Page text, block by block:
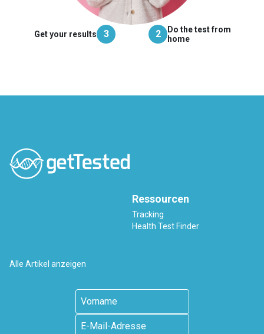
Get your results 3 2
Do the test from
home
Ressourcen
Tracking
Health Test Finder
Alle Artikel anzeigen